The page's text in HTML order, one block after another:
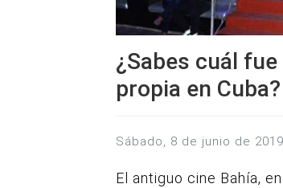
¿Sabes cuál
propia en Cuba?
sábado, 8 de junio de 2019
El antiguo cine Bahía,